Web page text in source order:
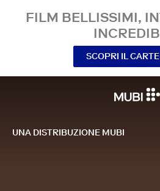
FILM BELLISSIMI,
SCOPRI IL
UNA DISTRIBUZIONE MUBI